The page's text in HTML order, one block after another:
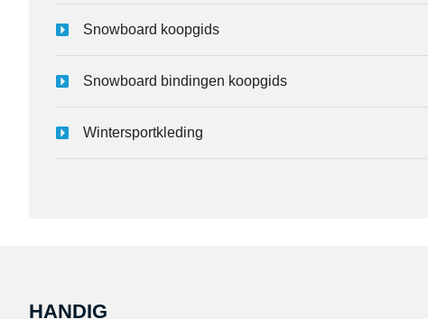
Snowboard koopgids
Snowboard bindingen koopgids
Wintersportkleding
HANDIG